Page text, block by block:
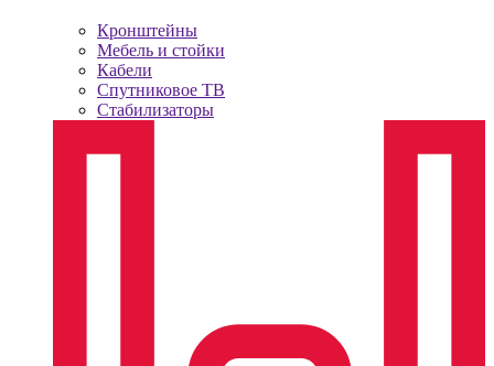
Кронштейны
Мебель и стойки
Кабели
Спутниковое ТВ
Стабилизаторы